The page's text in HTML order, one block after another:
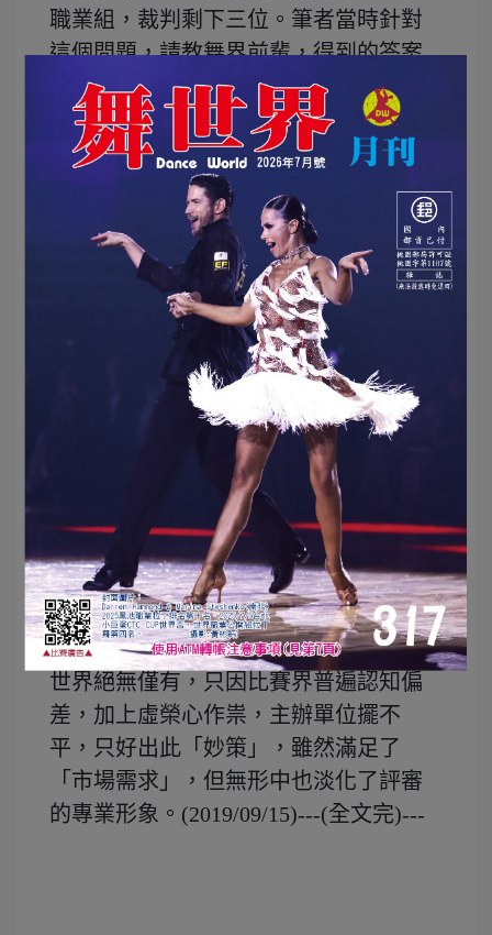
職業組，裁判剩下三位。筆者當時針對
這個問題，請教舞界前輩，得到的答案
是，沒有人願意當壞人，因為有段時間
曾流行決賽當場舉名次牌，一個蘿蔔一
個坑，必須當場排出名次，音樂一停，
一翻兩瞪眼，成績瞬間揭曉，緊張刺
激，裁判壓力之大可想而知。
現在比賽，與早期最大不同是，裁判比
選手多，而且熱衷於評判高組別，僧多
粥少怎麼辦，主辦單位也很聰明，兵來
將擋水來土掩，巧妙設計出評審「跑馬
燈」絕招。比賽場，常常可以觀賞到台
灣獨有的風景，場邊黑壓壓擠滿一群裁
判，等著排班上場評分；職業組五首舞
曲，每一首曲子換一組裁判，一組裁判
最保守估計13位至15位（甚至17位以
上），場邊裁判輪班上場急如星火，進
進出出熱鬧滾滾。
每一首舞曲（或兩首）換一組裁判，全
世界絕無僅有，只因比賽界普遍認知偏
差，加上虛榮心作祟，主辦單位擺不
平，只好出此「妙策」，雖然滿足了
「市場需求」，但無形中也淡化了評審
的專業形象。(2019/09/15)---(全文完)---